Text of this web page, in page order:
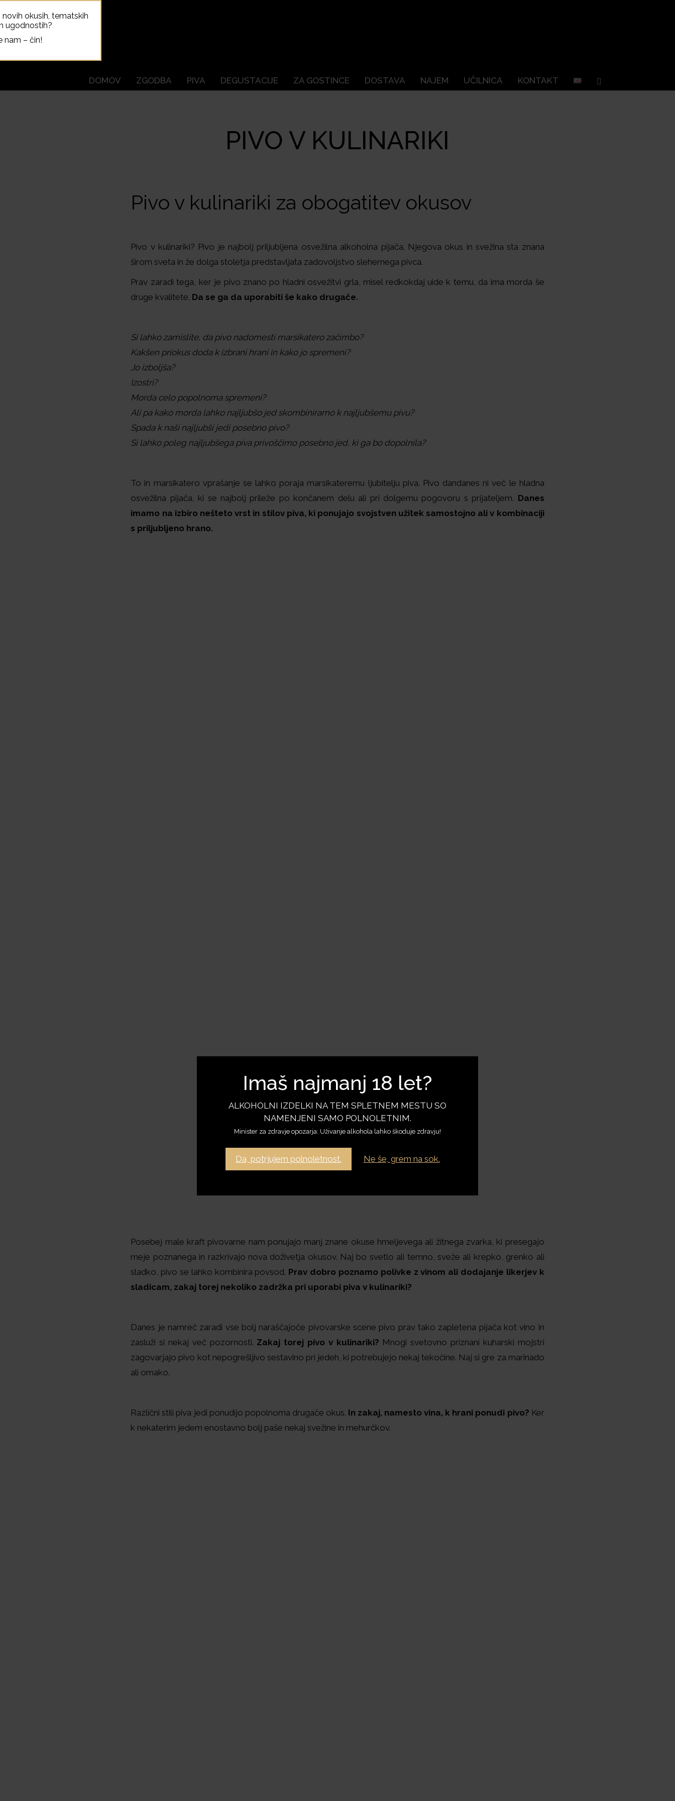
Imaš najmanj 18 let?
ALKOHOLNI IZDELKI NA TEM SPLETNEM MESTU SO
NAMENJENI SAMO POLNOLETNIM.
Minister za zdravje opozarja: Uživanje alkohola lahko škoduje zdravju!
Da, potrjujem polnoletnost. Ne še, grem na sok.
DOMOV ZGODBA PIVA DEGUSTACIJE ZA GOSTINCE DOSTAVA NAJEM UČILNICA KONTAKT Search:
PIVO V KULINARIKI
Pivo v kulinariki za obogatitev okusov
Pivo v kulinariki? Pivo je najbolj priljubljena osvežilna alkoholna pijača. Njegova okus in svežina sta znana
širom sveta in že dolga stoletja predstavljata zadovoljstvo slehernega pivca.
Prav zaradi tega, ker je pivo znano po hladni osvežitvi grla, misel redkokdaj uide k temu, da ima morda še
druge kvalitete. Da se ga da uporabiti še kako drugače.
Si lahko zamislite, da pivo nadomesti marsikatero začimbo?
Kakšen priokus doda k izbrani hrani in kako jo spremeni?
Jo izboljša?
Izostri?
Morda celo popolnoma spremeni?
Ali pa kako morda lahko najljubšo jed skombiniramo k najljubšemu pivu?
Spada k naši najljubši jedi posebno pivo?
Si lahko poleg najljubšega piva privoščimo posebno jed, ki ga bo dopolnila?
To in marsikatero vprašanje se lahko poraja marsikateremu ljubitelju piva. Pivo dandanes ni več le hladna
osvežilna pijača, ki se najbolj prileže po končanem delu ali pri dolgemu pogovoru s prijateljem. Danes
imamo na izbiro nešteto vrst in stilov piva, ki ponujajo svojstven užitek samostojno ali v kombinaciji
s priljubljeno hrano.
Posebej male kraft pivovarne nam ponujajo manj znane okuse hmeljevega ali žitnega zvarka, ki presegajo
meje poznanega in razkrivajo nova doživetja okusov. Naj bo svetlo ali temno, sveže ali krepko, grenko ali
sladko, pivo se lahko kombinira povsod. Prav dobro poznamo polivke z vinom ali dodajanje likerjev k
sladicam, zakaj torej nekoliko zadržka pri uporabi piva v kulinariki?
Danes je namreč zaradi vse bolj naraščajoče pivovarske scene pivo prav tako zapletena pijača kot vino in
zasluži si nekaj več pozornosti. Zakaj torej pivo v kulinariki? Mnogi svetovno priznani kuharski mojstri
zagovarjajo pivo kot nepogrešljivo sestavino pri jedeh, ki potrebujejo nekaj tekočine. Naj si gre za marinado
ali omako.
Različni stili piva jedi ponudijo popolnoma drugače okus. In zakaj, namesto vina, k hrani ponudi pivo? Ker
k nekaterim jedem enostavno bolj paše nekaj svežine in mehurčkov.
okusih, tematskih
ugodnostih?
nam – čin!